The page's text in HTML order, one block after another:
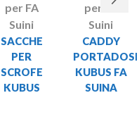
per FA
Suini
SACCHE
PER
SCROFE
KUBUS
per FA
Suini
CADDY
PORTADOSI
KUBUS FA
SUINA